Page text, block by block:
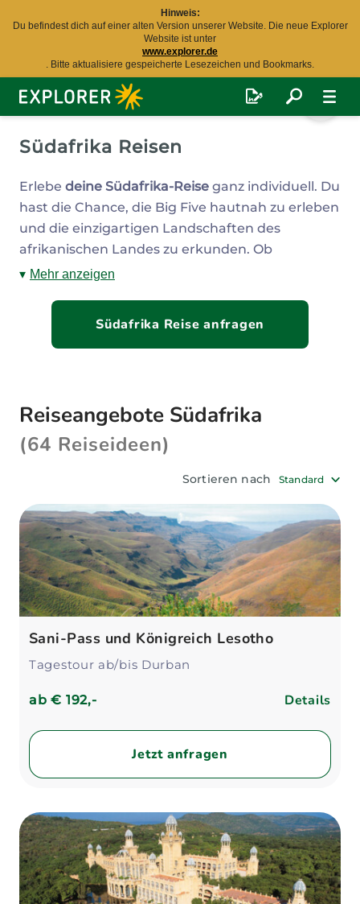
Hinweis:
Du befindest dich auf einer alten Version unserer Website. Die neue Explorer
Website ist unter
www.explorer.de
. Bitte aktualisiere gespeicherte Lesezeichen und Bookmarks.
Explorer
Fernreisen
Südafrika Reisen
Erlebe deine Südafrika-Reise ganz individuell. Du
hast die Chance, die Big Five hautnah zu erleben
und die einzigartigen Landschaften des
afrikanischen Landes zu erkunden. Ob
aufregende Safari mit Löwen, Elefanten und
unzählige Möglichkeiten, auch fürs Shoppen und
Schlemmen in der Trend-Metropole Kapstadt.
ganz ohne Jetlag, da es keine Zeitverschiebung
zu Deutschland gibt. Unsere Reiseexperten
beraten dich gerne in einem unserer Reisebüros
in ganz Deutschland rund um Reisen, Flüge,
Hotels oderSafaris an der SüdspitzeAfrikas.
Mehr anzeigen
Südafrika Reise anfragen
Reiseangebote Südafrika
(64 Reiseideen)
Sortieren nach Standard
Sani-Pass und Königreich Lesotho
Tagestour ab/bis Durban
ab€ 192,- Details
Jetzt anfragen